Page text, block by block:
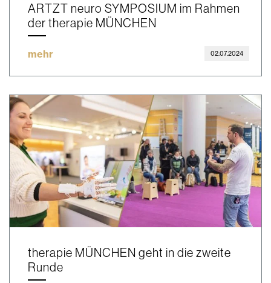
ARTZT neuro SYMPOSIUM im Rahmen
der therapie MÜNCHEN
mehr 02.07.2024
therapie MÜNCHEN geht in die zweite
Runde